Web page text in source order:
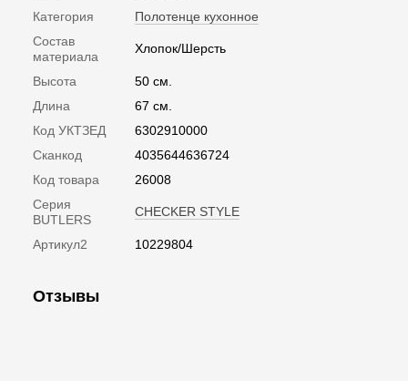
Категория
Полотенце кухонное
Состав
материала
Хлопок/Шерсть
Высота
50 см.
Длина
67 см.
Код УКТЗЕД
6302910000
Сканкод
4035644636724
Код товара
26008
Серия
BUTLERS
CHECKER STYLE
Артикул2 10229804
Отзывы